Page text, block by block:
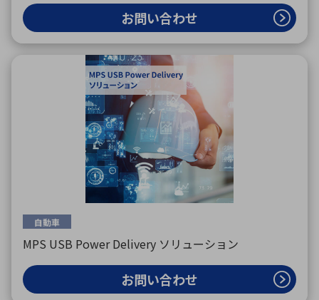
お問い合わせ
自動車
MPS USB Power Delivery ソリューション
お問い合わせ